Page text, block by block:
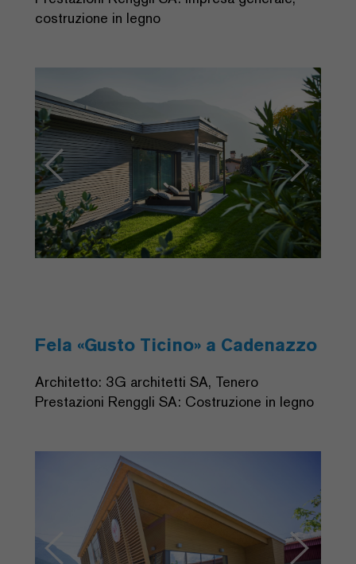
costruzione in legno
Next
Fela «Gusto Ticino» a Cadenazzo
Architetto: 3G architetti SA, Tenero
Prestazioni Renggli SA: Costruzione in legno